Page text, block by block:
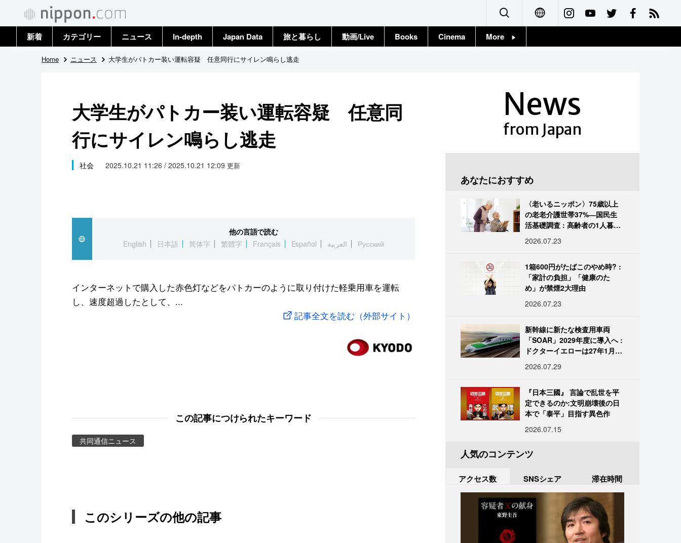
Français
新着 カテゴリー
政治・外交
国際
社会
文化
スポーツ・東京2020
ニュース
トップ
In-depth Japan Data 旅と暮らし 動画/Live Books Cinema More
Home ニュース 大学生がパトカー装い運転容疑 任意同行にサイレン鳴らし逃走
大学生がパトカー装い運転容疑 任意同
行にサイレン鳴らし逃走
社会 2025.10.21 11:26 / 2025.10.21 12:09 更新
他の言語で読む
English
日本語 简体字 繁體字 Français Español العربية Русский
インターネットで購入した赤色灯などをパトカーのように取り付けた軽乗用車を運転
し、速度超過したとして、...
記事全文を読む（外部サイト）
この記事につけられたキーワード
共同通信ニュース
このシリーズの他の記事
News
from Japan
あなたにおすすめ
〈老いるニッポン〉75歳以上
の老老介護世帯37%―国民生
活基礎調査 : 高齢者の1人暮ら
2026.07.23
1箱600円がたばこのやめ時? :
「家計の負担」「健康のた
め」が禁煙2大理由
2026.07.23
新幹線に新たな検査用車両
「SOAR」2029年度に導入へ :
ドクターイエローは27年1月に
2026.07.29
『日本三國』 言論で乱世を平
定できるのか:文明崩壊後の日
本で「泰平」目指す異色作
2026.07.15
人気のコンテンツ
アクセス数 SNSシェア 滞在時間